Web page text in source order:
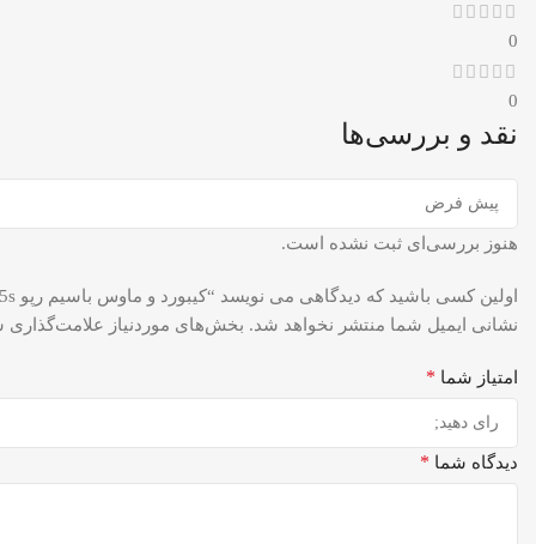
0
0
نقد و بررسی‌ها
هنوز بررسی‌ای ثبت نشده است.
اولین کسی باشید که دیدگاهی می نویسد “کیبورد و ماوس باسیم رپو RAPOO KEYBOARD X125s”
نشانی ایمیل شما منتشر نخواهد شد. بخش‌های موردنیاز علامت‌گذاری
امتیاز شما *
دیدگاه شما *